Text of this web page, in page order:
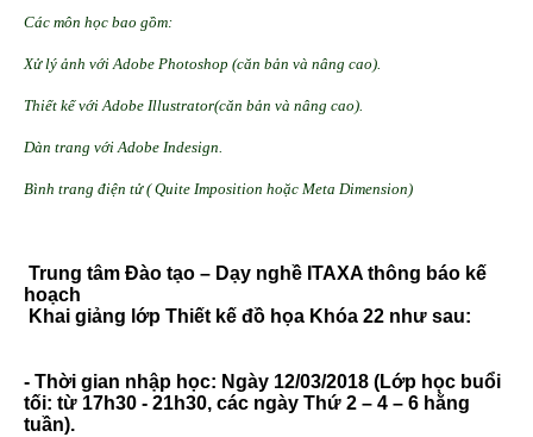
Các môn học bao gồm:
Xử lý ảnh với Adobe Photoshop (căn bản và nâng cao).
Thiết kế với Adobe Illustrator(căn bản và nâng cao).
Dàn trang với Adobe Indesign.
Bình trang điện tử ( Quite Imposition hoặc Meta Dimension)
Trung tâm Đào tạo – Dạy nghề ITAXA thông báo kế
hoạch
Khai giảng lớp Thiết kế đồ họa Khóa 22 như sau:
- Thời gian nhập học: Ngày 12/03/2018 (Lớp học buổi
tối: từ 17h30 - 21h30, các ngày Thứ 2 – 4 – 6 hằng
tuần).